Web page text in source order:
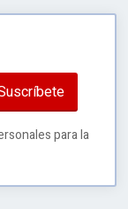
para la